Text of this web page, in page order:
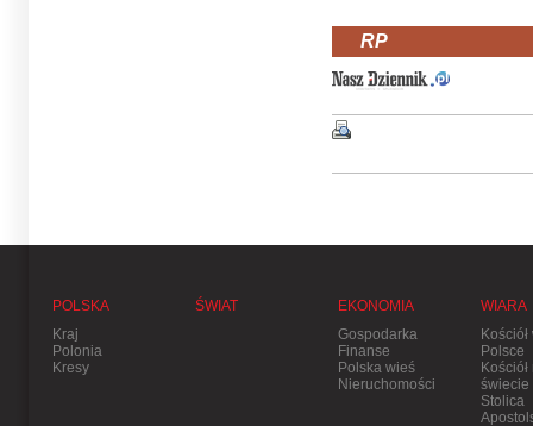
RP
POLSKA
Kraj
Polonia
Kresy
ŚWIAT
EKONOMIA
Gospodarka
Finanse
Polska wieś
Nieruchomości
WIARA
Kościół
Polsce
Kościół
świecie
Stolica